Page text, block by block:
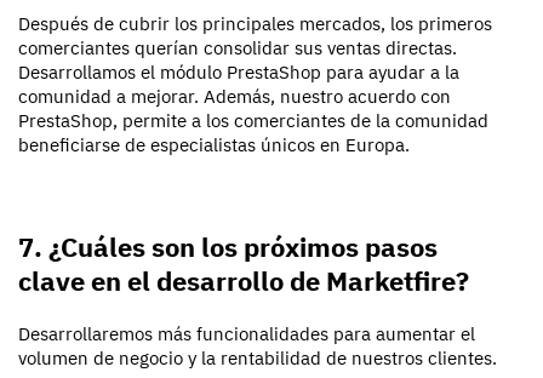
Después de cubrir los principales mercados, los primeros
comerciantes querían consolidar sus ventas directas.
Desarrollamos el módulo PrestaShop para ayudar a la
comunidad a mejorar. Además, nuestro acuerdo con
PrestaShop, permite a los comerciantes de la comunidad
beneficiarse de especialistas únicos en Europa.
7. ¿Cuáles son los próximos pasos
clave en el desarrollo de Marketfire?
Desarrollaremos más funcionalidades para aumentar el
volumen de negocio y la rentabilidad de nuestros clientes.